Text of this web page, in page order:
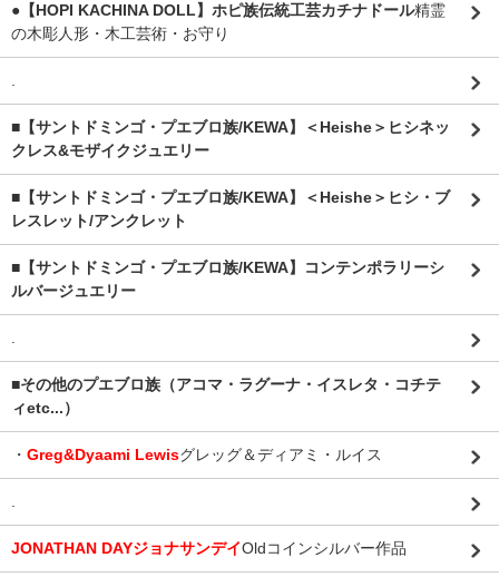
●【HOPI KACHINA DOLL】ホピ族伝統工芸カチナドール精霊
の木彫人形・木工芸術・お守り
.
■【サントドミンゴ・プエブロ族/KEWA】＜Heishe＞ヒシネッ
クレス&モザイクジュエリー
■【サントドミンゴ・プエブロ族/KEWA】＜Heishe＞ヒシ・ブ
レスレット/アンクレット
■【サントドミンゴ・プエブロ族/KEWA】コンテンポラリーシ
ルバージュエリー
.
■その他のプエブロ族（アコマ・ラグーナ・イスレタ・コチテ
ィetc...）
・ Greg&Dyaami Lewisグレッグ＆ディアミ・ルイス
.
JONATHAN DAYジョナサンデイOldコインシルバー作品